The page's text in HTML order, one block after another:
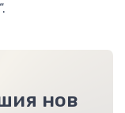
нов